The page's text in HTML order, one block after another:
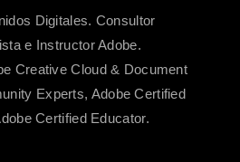
Digitales. Consultor
e Instructor Adobe.
Creative Cloud & Document
Experts, Adobe Certified
Certified Educator.